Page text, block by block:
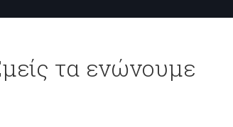
τα ενώνουμε